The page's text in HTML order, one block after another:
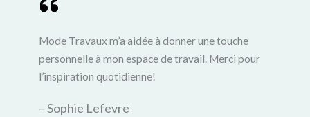
Mode Travaux m’a aidée à donner une touche
personnelle à mon espace de travail. Merci pour
l’inspiration quotidienne!
– Sophie Lefevre